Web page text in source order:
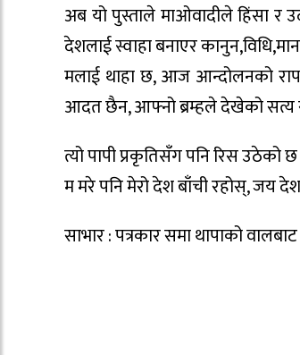
अब यो पुस्ताले माओवादीले हिंसा र
देशलाई स्वाहा बनाएर
मलाई थाहा छ, आज आन्दोलनको
आदत छैन, आफ्नो ब्रम्हले देखेको सत्य
त्यो पापी प्रकृतिसँग पनि रिस उठेको
म मरे पनि मेरो देश बाँची रहोस्, जय
साभार : पत्रकार समा थापाको वालबाट